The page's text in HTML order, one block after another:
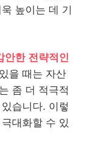
높이는 데 기
안한 전략적인
을 때는 자산
좀 더 적극적
습니다. 이렇
대화할 수 있